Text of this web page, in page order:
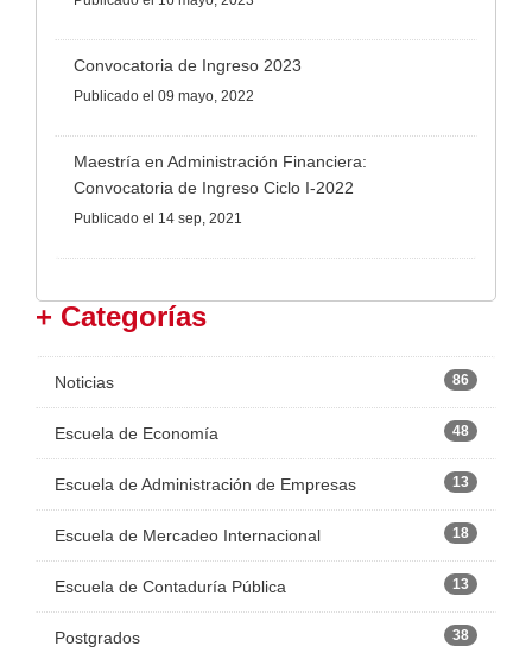
Convocatoria de Ingreso 2023
Publicado el 09 mayo, 2022
Maestría en Administración Financiera:
Convocatoria de Ingreso Ciclo I-2022
Publicado el 14 sep, 2021
+ Categorías
Noticias 86
Escuela de Economía 48
Escuela de Administración de Empresas 13
Escuela de Mercadeo Internacional 18
Escuela de Contaduría Pública 13
Postgrados 38